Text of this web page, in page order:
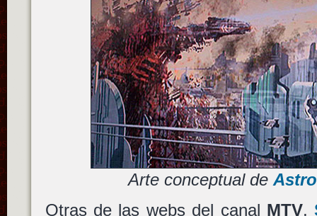
Arte conceptual de
Otras de las webs del canal MTV,